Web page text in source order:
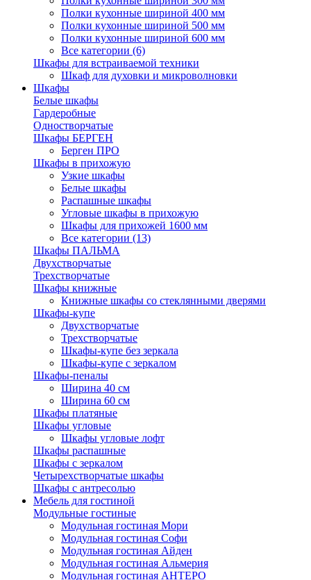
Полки кухонные шириной 400 мм
Полки кухонные шириной 500 мм
Полки кухонные шириной 600 мм
Все категории (6)
Шкафы для встраиваемой техники
Шкаф для духовки и микроволновки
Шкафы
Белые шкафы
Гардеробные
Одностворчатые
Шкафы БЕРГЕН
Берген ПРО
Шкафы в прихожую
Узкие шкафы
Белые шкафы
Распашные шкафы
Угловые шкафы в прихожую
Шкафы для прихожей 1600 мм
Все категории (13)
Шкафы ПАЛЬМА
Двухстворчатые
Трехстворчатые
Шкафы книжные
Книжные шкафы со стеклянными дверями
Шкафы-купе
Двухстворчатые
Трехстворчатые
Шкафы-купе без зеркала
Шкафы-купе с зеркалом
Шкафы-пеналы
Ширина 40 см
Ширина 60 см
Шкафы платяные
Шкафы угловые
Шкафы угловые лофт
Шкафы распашные
Шкафы с зеркалом
Четырехстворчатые шкафы
Шкафы с антресолью
Мебель для гостиной
Модульные гостиные
Модульная гостиная Мори
Модульная гостиная Софи
Модульная гостиная Айден
Модульная гостиная Альмерия
Модульная гостиная АНТЕРО